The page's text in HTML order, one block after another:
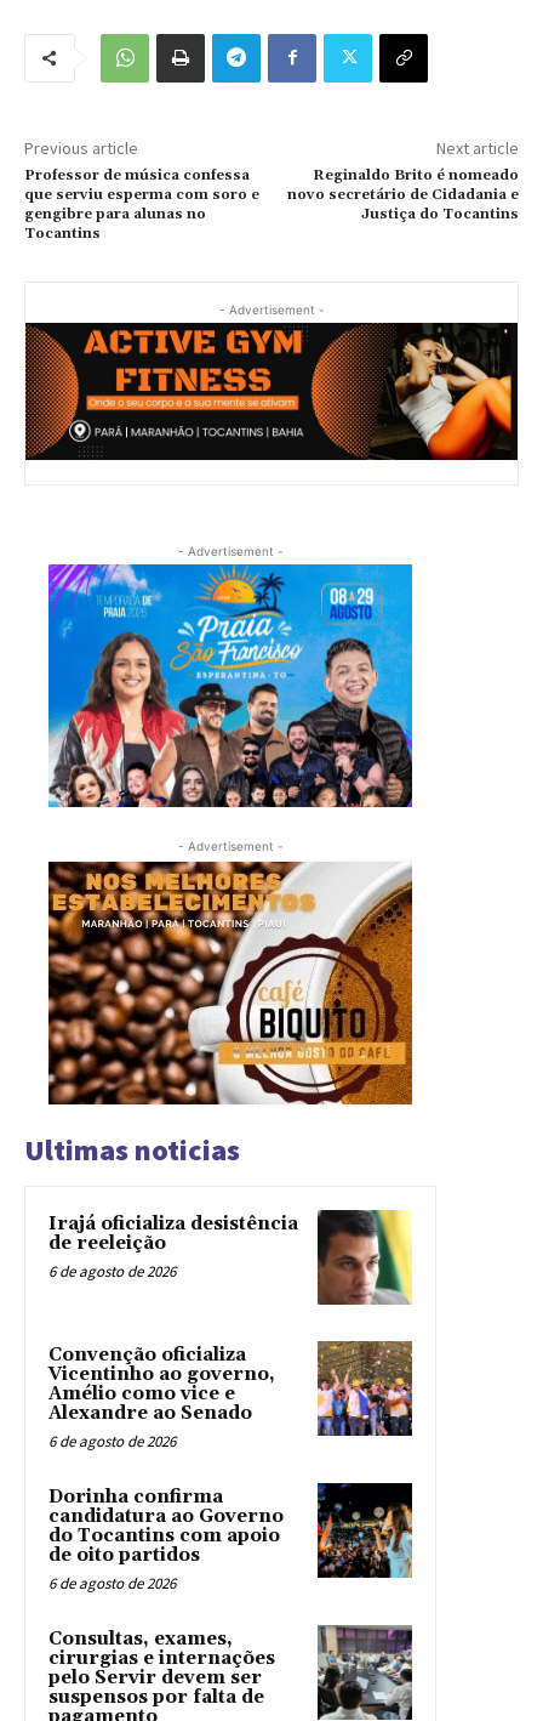
Previous article
Professor de música confessa
que serviu esperma com soro e
gengibre para alunas no
Tocantins
Next article
Reginaldo Brito é nomeado
novo secretário de Cidadania e
Justiça do Tocantins
- Advertisement -
- Advertisement -
- Advertisement -
Ultimas noticias
Irajá oficializa desistência
de reeleição
6 de agosto de 2026
Convenção oficializa
Vicentinho ao governo,
Amélio como vice e
Alexandre ao Senado
6 de agosto de 2026
Dorinha confirma
candidatura ao Governo
do Tocantins com apoio
de oito partidos
6 de agosto de 2026
Consultas, exames,
cirurgias e internações
pelo Servir devem ser
suspensos por falta de
pagamento